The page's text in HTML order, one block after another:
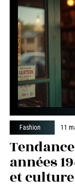
Fashion 11
années
et culture